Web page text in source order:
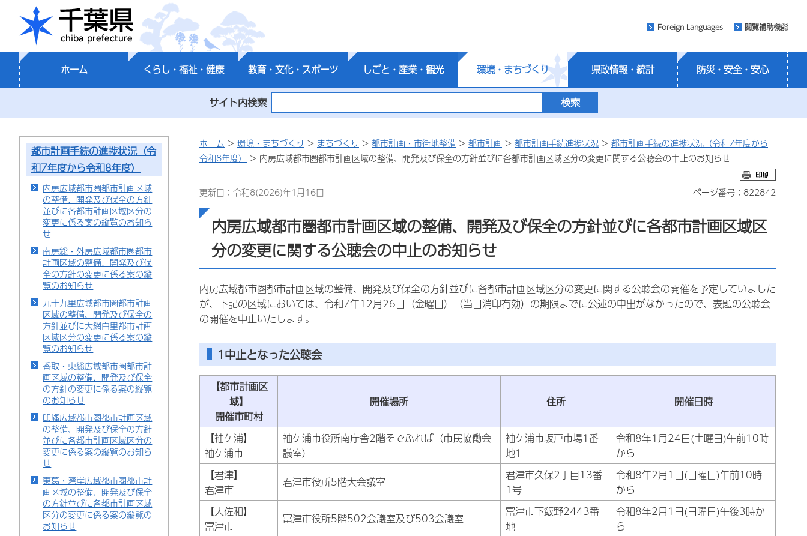
千葉県
Foreign Languages 閲覧補助機能
ホーム くらし・福祉・健康 教育・文化・スポーツ しごと・産業・観光 環境・まちづくり 県政情報・統計 防災・安全・安心
サイト内検索
都市計画手続の進捗状況（令
和7年度から令和8年度）
内房広域都市圏都市計画区域
の整備、開発及び保全の方針
並びに各都市計画区域区分の
変更に係る案の縦覧のお知ら
せ
南房総・外房広域都市圏都市
計画区域の整備、開発及び保
全の方針の変更に係る案の縦
覧のお知らせ
九十九里広域都市圏都市計画
区域の整備、開発及び保全の
方針並びに大網白里都市計画
区域区分の変更に係る案の縦
覧のお知らせ
香取・東総広域都市圏都市計
画区域の整備、開発及び保全
の方針の変更に係る案の縦覧
のお知らせ
印旛広域都市圏都市計画区域
の整備、開発及び保全の方針
並びに各都市計画区域区分の
変更に係る案の縦覧のお知ら
せ
東葛・湾岸広域都市圏都市計
画区域の整備、開発及び保全
の方針並びに各都市計画区域
区分の変更に係る案の縦覧の
お知らせ
ホーム > 環境・まちづくり > まちづくり > 都市計画・市街地整備 > 都市計画 > 都市計画手続進捗状況 > 都市計画手続の進捗状況（令和7年度から
令和8年度）
> 内房広域都市圏都市計画区域の整備、開発及び保全の方針並びに各都市計画区域区分の変更に関する公聴会の中止のお知らせ
更新日：令和8(2026)年1月16日 ページ番号：822842
内房広域都市圏都市計画区域の整備、開発及び保全の方針並びに各都市計画区域区
分の変更に関する公聴会の中止のお知らせ
内房広域都市圏都市計画区域の整備、開発及び保全の方針並びに各都市計画区域区分の変更に関する公聴会の開催を予定していました
が、下記の区域においては、令和7年12月26日（金曜日）（当日消印有効）の期限までに公述の申出がなかったので、表題の公聴会
の開催を中止いたします。
1中止となった公聴会
【都市計画区
域】
開催市町村
開催場所 住所 開催日時
【袖ケ浦】
袖ケ浦市
袖ケ浦市役所南庁舎2階そでふれば（市民協働会
議室）
袖ケ浦市坂戸市場1番
地1
令和8年1月24日(土曜日)午前10時
から
【君津】
君津市
君津市役所5階大会議室
君津市久保2丁目13番
1号
令和8年2月1日(日曜日)午前10時
から
【大佐和】
富津市
富津市役所5階502会議室及び503会議室
富津市下飯野2443番
地
令和8年2月1日(日曜日)午後3時か
ら